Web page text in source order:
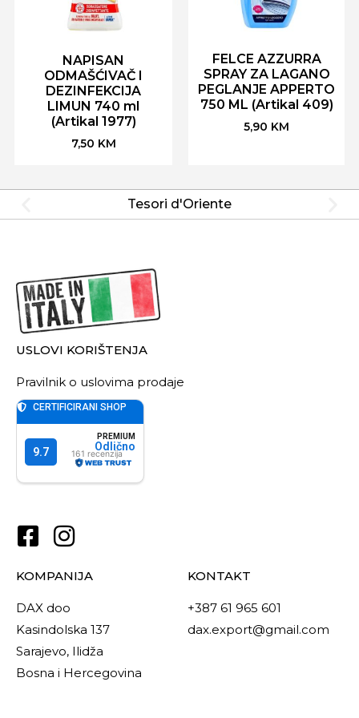
NAPISAN
ODMAŠĆIVAČ I
DEZINFEKCIJA
LIMUN 740 ml
(Artikal 1977)
7,50 KM
FELCE AZZURRA
SPRAY ZA LAGANO
PEGLANJE APPERTO
750 ML (Artikal 409)
5,90 KM
Tesori d'Oriente
USLOVI KORIŠTENJA
Pravilnik o uslovima prodaje
KOMPANIJA
DAX doo
Kasindolska 137
Sarajevo, Ilidža
Bosna i Hercegovina
KONTAKT
+387 61 965 601
dax.export@gmail.com